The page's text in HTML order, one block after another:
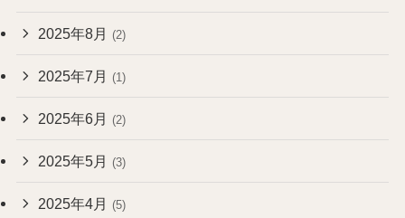
2025年8月 (2)
2025年7月 (1)
2025年6月 (2)
2025年5月 (3)
2025年4月 (5)